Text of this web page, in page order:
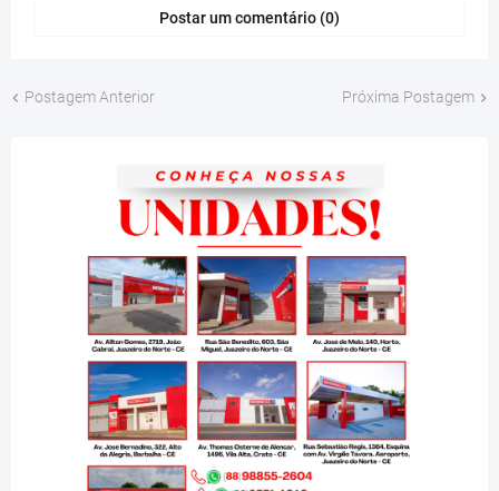
Postar um comentário (0)
Postagem Anterior Próxima Postagem